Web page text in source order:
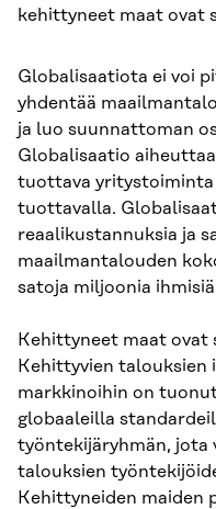
kehittyneet maat ovat
Globalisaatiota ei voi
yhdentää
ja luo suunnattoman
Globalisaatio
tuottava
tuottavalla.
reaalikustannuksia ja
maailmantalouden
satoja miljoonia
Kehittyneet maat ovat
Kehittyvien talouksien
markkinoihin on
globaaleilla
työntekijäryhmän, jota
talouksien
Kehittyneiden maiden